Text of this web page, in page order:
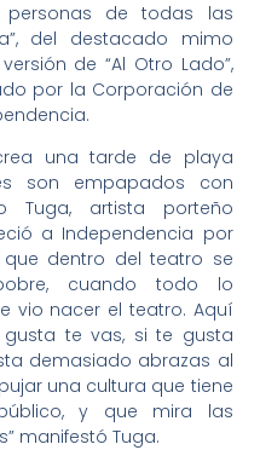
de todas las
del destacado mimo
de “Al Otro Lado”,
por la Corporación de
una tarde de playa
son empapados con
Tuga, artista porteño
a Independencia por
dentro del teatro se
cuando todo lo
vio nacer el teatro. Aquí
te vas, si te gusta
demasiado abrazas al
una cultura que tiene
y que mira las
manifestó Tuga.